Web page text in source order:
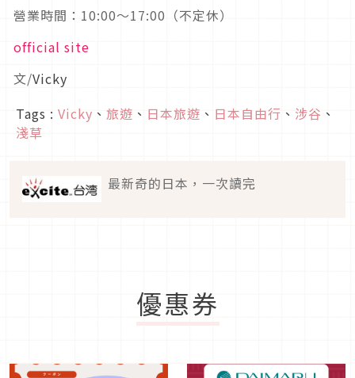
營業時間：10:00～17:00（不定休）
official site
文/Vicky
Tags : Vicky 、 旅遊 、 日本旅遊 、 日本自由行 、 涉谷 、
淺草
最新奇的日本，一次讀完
優惠券